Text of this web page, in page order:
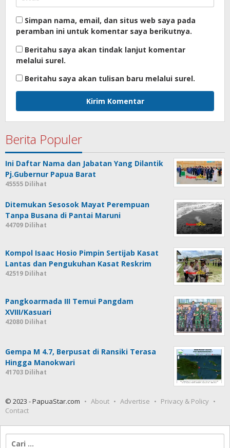
Simpan nama, email, dan situs web saya pada
peramban ini untuk komentar saya berikutnya.
Beritahu saya akan tindak lanjut komentar
melalui surel.
Beritahu saya akan tulisan baru melalui surel.
Berita Populer
Ini Daftar Nama dan Jabatan Yang Dilantik
Pj.Gubernur Papua Barat
45555 Dilihat
Ditemukan Sesosok Mayat Perempuan
Tanpa Busana di Pantai Maruni
44709 Dilihat
Kompol Isaac Hosio Pimpin Sertijab Kasat
Lantas dan Pengukuhan Kasat Reskrim
42519 Dilihat
Pangkoarmada III Temui Pangdam
XVIII/Kasuari
42080 Dilihat
Gempa M 4.7, Berpusat di Ransiki Terasa
Hingga Manokwari
41703 Dilihat
© 2023 - PapuaStar.com About Advertise
Privacy & Policy
Contact